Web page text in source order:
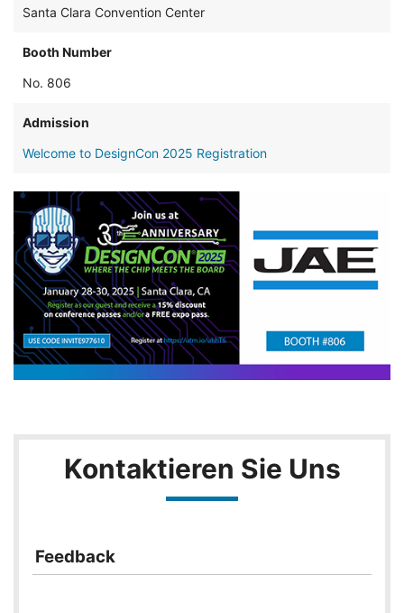
Santa Clara Convention Center
Booth Number
No. 806
Admission
Welcome to DesignCon 2025 Registration
Kontaktieren Sie Uns
Feedback